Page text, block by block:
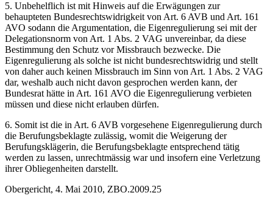
5. Unbehelflich ist mit Hinweis auf die Erwägungen zur
behaupteten Bundesrechtswidrigkeit von Art. 6 AVB und Art. 161
AVO sodann die Argumentation, die Eigenregulierung sei mit der
Delegationsnorm von Art. 1 Abs. 2 VAG unvereinbar, da diese
Bestimmung den Schutz vor Missbrauch bezwecke. Die
Eigenregulierung als solche ist nicht bundesrechtswidrig und stellt
von daher auch keinen Missbrauch im Sinn von Art. 1 Abs. 2 VAG
dar, weshalb auch nicht davon gesprochen werden kann, der
Bundesrat hätte in Art. 161 AVO die Eigenregulierung verbieten
müssen und diese nicht erlauben dürfen.
6. Somit ist die in Art. 6 AVB vorgesehene Eigenregulierung durch
die Berufungsbeklagte zulässig, womit die Weigerung der
Berufungsklägerin, die Berufungsbeklagte entsprechend tätig
werden zu lassen, unrechtmässig war und insofern eine Verletzung
ihrer Obliegenheiten darstellt.
Obergericht, 4. Mai 2010, ZBO.2009.25